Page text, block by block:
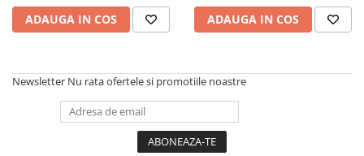
ADAUGA IN COS ADAUGA IN COS
Newsletter Nu rata ofertele si promotiile noastre